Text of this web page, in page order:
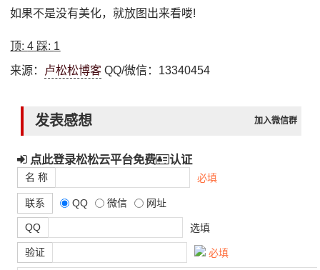
如果不是没有美化，就放图出来看喽!
顶:4 踩: 1
来源： 卢松松博客 QQ/微信：13340454
发表感想 加入微信群
点此登录松松云平台免费 认证
名 称 必填
联系 QQ 微信 网址
QQ 选填
验证 必填